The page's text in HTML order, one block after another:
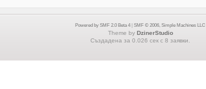
Powered by SMF 2.0 Beta 4 SMF © 2006, Simple Machines LLC
Theme by DzinerStudio
Създадена за 0.026 сек с 8 заявки.